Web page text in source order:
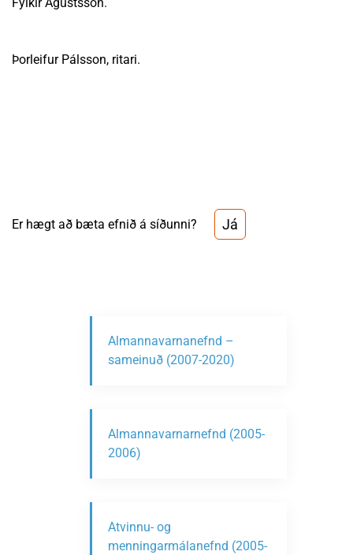
Þorleifur Pálsson, ritari.
Er hægt að bæta efnið á síðunni? Já
Almannavarnanefnd –
sameinuð (2007-2020)
Almannavarnarnefnd (2005-
2006)
Atvinnu- og
menningarmálanefnd (2005-